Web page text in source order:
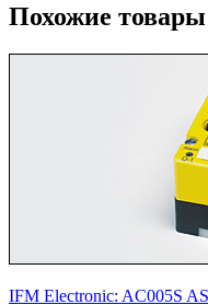
Похожие товары
IFM Electronic: AC005S